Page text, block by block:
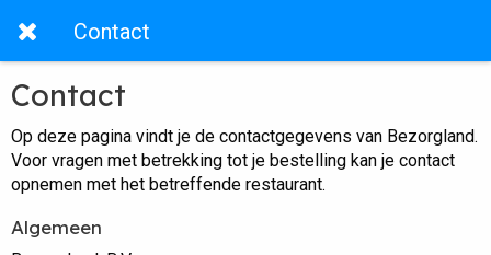
Contact
Contact
Op deze pagina vindt je de contactgegevens van Bezorgland.
Voor vragen met betrekking tot je bestelling kan je contact
opnemen met het betreffende restaurant.
Algemeen